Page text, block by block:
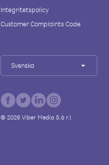
Integritetspolicy
Customer Complaints Code
Svenska
© 2026Viber Media S.à r.l.